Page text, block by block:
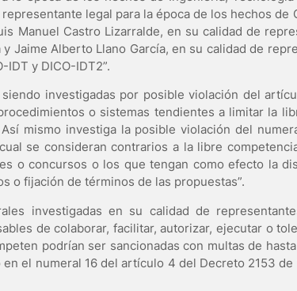
legal para la época de los hechos de
Manuel Castro Lizarralde, en su calidad de
Jaime Alberto Llano García, en su calidad de
y DICO-IDT2”.
investigadas por posible violación del
o sistemas tendientes a limitar la
mismo investiga la posible violación del
se consideran contrarios a la libre
o concursos o los que tengan como efecto la
o fijación de términos de las propuestas”.
investigadas en su calidad de
de colaborar, facilitar, autorizar, ejecutar o
podrían ser sancionadas con multas de
el numeral 16 del artículo 4 del Decreto 2153